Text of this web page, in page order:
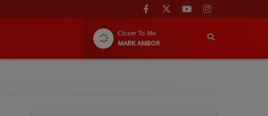
Closer To Me
MARK AMBOR